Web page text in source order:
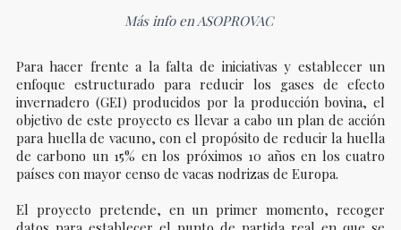
Más info en ASOPROVAC
Para hacer frente a la falta de iniciativas y establecer un
enfoque estructurado para reducir los gases de efecto
invernadero (GEI) producidos por la producción bovina, el
objetivo de este proyecto es llevar a cabo un plan de acción
para huella de vacuno, con el propósito de reducir la huella
de carbono un 15% en los próximos 10 años en los cuatro
países con mayor censo de vacas nodrizas de Europa.
El proyecto pretende, en un primer momento, recoger